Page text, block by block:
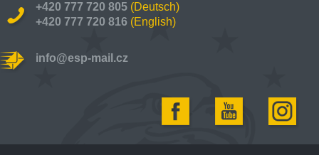
+420 777 720 805 (Deutsch)
+420 777 720 816 (English)
info@esp-mail.cz